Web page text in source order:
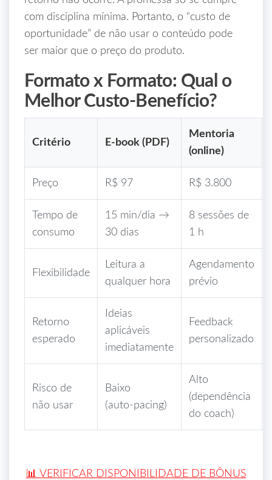
com disciplina mínima. Portanto, o “custo de
oportunidade” de não usar o conteúdo pode
ser maior que o preço do produto.
Formato x Formato: Qual o
Melhor Custo‑Benefício?
Critério E‑book (PDF)
Mentoria
(online)
Preço R$ 97 R$ 3.800
Tempo de
consumo
15 min/dia →
30 dias
8 sessões de
1 h
Flexibilidade
Leitura a
qualquer hora
Agendamento
prévio
Retorno
esperado
Ideias
aplicáveis
imediatamente
Feedback
personalizado
Risco de
não usar
Baixo
(auto‑pacing)
Alto
(dependência
do coach)
📊 VERIFICAR DISPONIBILIDADE DE BÔNUS